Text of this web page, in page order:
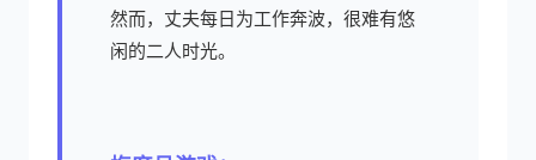
然而，丈夫每日为工作奔波，很难有悠
闲的二人时光。